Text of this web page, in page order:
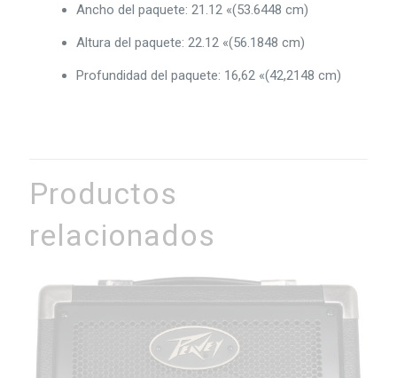
Ancho del paquete: 21.12 «(53.6448 cm)
Altura del paquete: 22.12 «(56.1848 cm)
Profundidad del paquete: 16,62 «(42,2148 cm)
Productos
relacionados